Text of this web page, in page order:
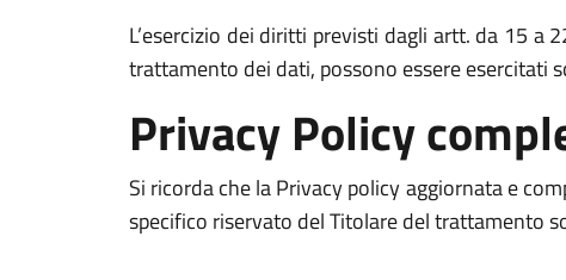
L’esercizio dei diritti previsti dagli artt. da 15 a
trattamento dei dati, possono essere esercitati
Privacy Policy
Si ricorda che la Privacy policy aggiornata e
specifico riservato del Titolare del trattamento